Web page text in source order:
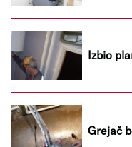
Izbio
Grejač